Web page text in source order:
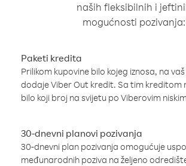
naših fleksibilnih i
mogućnosti pozivanja:
Paketi kredita
Prilikom kupovine bilo kojeg iznosa, na
dodaje Viber Out kredit. Sa tim kreditom
bilo koji broj na svijetu po Viberovim
30-dnevni planovi pozivanja
30-dnevni plan pozivanja omogućuje
međunarodnih poziva na željeno